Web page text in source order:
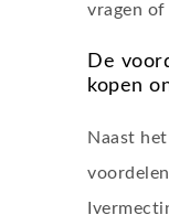
vragen
De
kopen
Naast